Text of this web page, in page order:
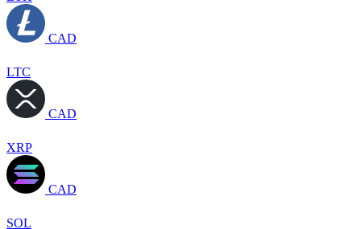
CAD
LTC
CAD
XRP
CAD
SOL